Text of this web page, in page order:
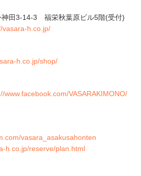
神田3-14-3 福栄秋葉原ビル5階(受付)
vasara-h.co.jp/
h.co.jp/shop/
www.facebook.com/VASARAKIMONO/
vasara_asakusahonten
h.co.jp/reserve/plan.html